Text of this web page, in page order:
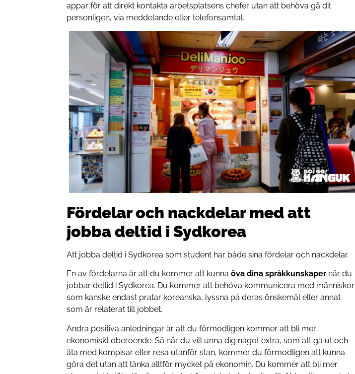
appar för att direkt kontakta arbetsplatsens chefer utan att behöva gå dit
personligen, via meddelande eller telefonsamtal.
Fördelar och nackdelar med att
jobba deltid i Sydkorea
Att jobba deltid i Sydkorea som student har både sina fördelar och nackdelar.
En av fördelarna är att du kommer att kunnaöva dina språkkunskaper när du
jobbar deltid i Sydkorea. Du kommer att behöva kommunicera med människor
som kanske endast pratar koreanska, lyssna på deras önskemål eller annat
som är relaterat till jobbet.
Andra positiva anledningar är att du förmodligen kommer att bli mer
ekonomiskt oberoende. Så när du vill unna dig något extra, som att gå ut och
äta med kompisar eller resa utanför stan, kommer du förmodligen att kunna
göra det utan att tänka alltför mycket på ekonomin. Du kommer att bli mer